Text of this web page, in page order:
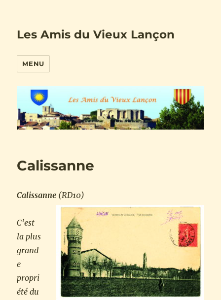
Les Amis du Vieux Lançon
MENU
Calissanne
Calissanne (RD10)
C’est
la plus
grand
e
propri
été du